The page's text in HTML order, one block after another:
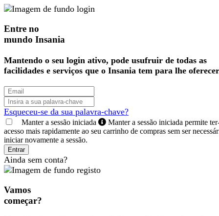
Entre no
mundo Insania
Mantendo o seu login ativo, pode usufruir de todas as
facilidades e serviços que o Insania tem para lhe
Esqueceu-se da sua palavra-chave?
Manter a sessão iniciada
Manter a sessão iniciada permite
acesso mais rapidamente ao seu carrinho de compras sem ser
iniciar novamente a sessão.
Entrar
Ainda sem conta?
Vamos
começar?